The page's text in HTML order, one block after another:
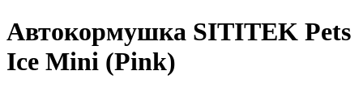
Автокормушка SITITEK Pets
Ice Mini (Pink)